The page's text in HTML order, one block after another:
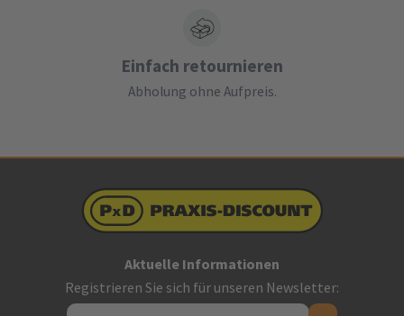
Einfach retournieren
Abholung ohne Aufpreis.
Aktuelle Informationen
Registrieren Sie sich für unseren Newsletter: